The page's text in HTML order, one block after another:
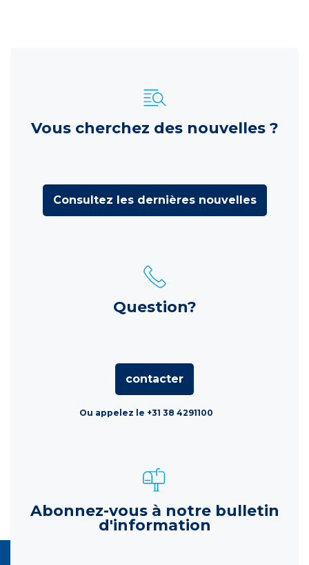
Vous cherchez des nouvelles ?
Consultez les dernières nouvelles
Question?
contacter
Ou appelez le +31 38 4291100
Abonnez-vous à notre bulletin
d'information